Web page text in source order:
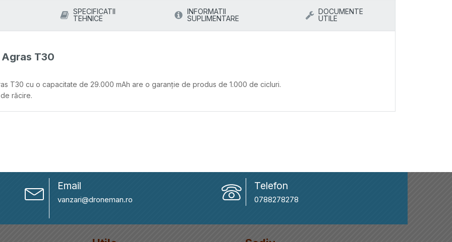
SPECIFICATII
TEHNICE
INFORMATII
SUPLIMENTARE
DOCUMENTE
UTILE
T30
T30 cu o capacitate de 29.000 mAh are o garanție de produs de 1.000 de cicluri.
răcire.
Email
vanzari@droneman.ro
Telefon
0788278278